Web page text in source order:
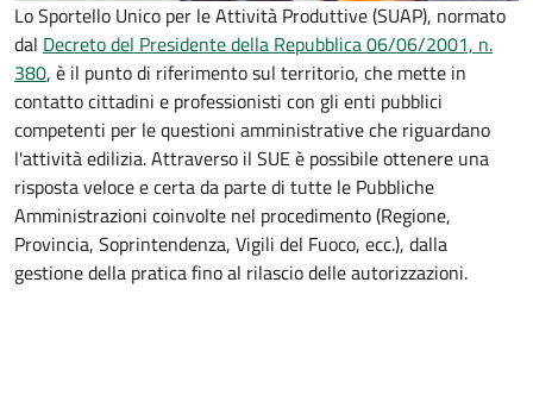
Lo Sportello Unico per le Attività Produttive (SUAP), normato
dal Decreto del Presidente della Repubblica 06/06/2001, n.
380, è il punto di riferimento sul territorio, che mette in
contatto cittadini e professionisti con gli enti pubblici
competenti per le questioni amministrative che riguardano
l'attività edilizia. Attraverso il SUE è possibile ottenere una
risposta veloce e certa da parte di tutte le Pubbliche
Amministrazioni coinvolte nel procedimento (Regione,
Provincia, Soprintendenza, Vigili del Fuoco, ecc.), dalla
gestione della pratica fino al rilascio delle autorizzazioni.